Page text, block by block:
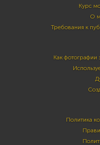
Курс
О
Требования к
Как фотографии
Политика